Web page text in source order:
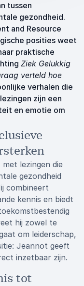
tussen
gezondheid.
and Resource
posities weet
praktische
Ziek Gelukkig
verteld hoe
verhalen die
zijn een
en emotie om
lezingen die
gezondheid
combineert
kennis en biedt
hij zowel te
om leiderschap,
Jeannot geeft
inzetbaar zijn.
tot